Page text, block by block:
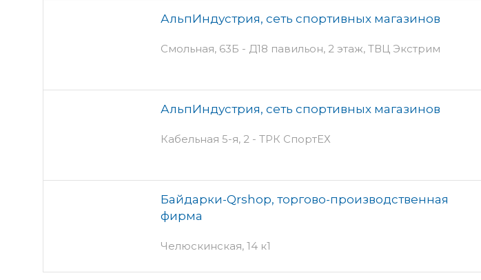
АльпИндустрия, сеть спортивных магазинов
Смольная, 63Б - Д18 павильон, 2 этаж, ТВЦ Экстрим
АльпИндустрия, сеть спортивных магазинов
Кабельная 5-я, 2 - ТРК СпортЕХ
Байдарки-Qrshop, торгово-производственная
фирма
Челюскинская, 14 к1